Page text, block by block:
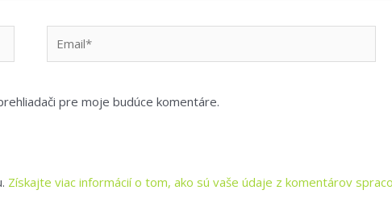
pre moje budúce komentáre.
Získajte viac informácií o tom, ako sú vaše údaje z komentárov